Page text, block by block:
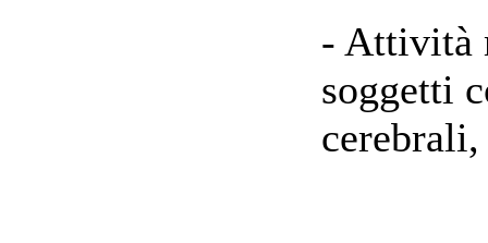
- Attività
soggetti